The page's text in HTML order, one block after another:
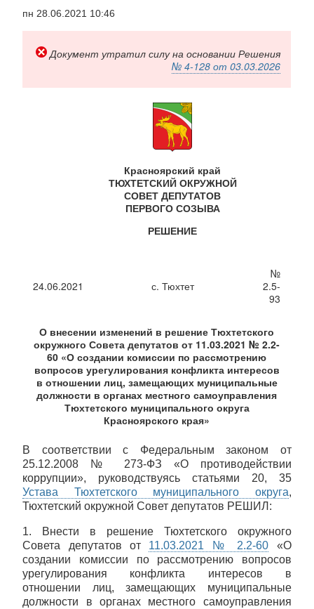
основному
содержанию
пн 28.06.2021 10:46
Документ утратил силу на основании Решения
№ 4-128 от 03.03.2026
Красноярский край
ТЮХТЕТСКИЙ ОКРУЖНОЙ
СОВЕТ ДЕПУТАТОВ
ПЕРВОГО СОЗЫВА
РЕШЕНИЕ
24.06.2021 с. Тюхтет
№
2.5-
93
О внесении изменений в решение Тюхтетского
окружного Совета депутатов от 11.03.2021 № 2.2-
60 «О создании комиссии по рассмотрению
вопросов урегулирования конфликта интересов
в отношении лиц, замещающих муниципальные
должности в органах местного самоуправления
Тюхтетского муниципального округа
Красноярского края»
В соответствии с Федеральным законом от
25.12.2008 № 273-ФЗ «О противодействии
коррупции», руководствуясь статьями 20, 35
Устава Тюхтетского муниципального округа,
Тюхтетский окружной Совет депутатов РЕШИЛ:
1. Внести в решение Тюхтетского окружного
Совета депутатов от 11.03.2021 № 2.2-60 «О
создании комиссии по рассмотрению вопросов
урегулирования конфликта интересов в
отношении лиц, замещающих муниципальные
должности в органах местного самоуправления